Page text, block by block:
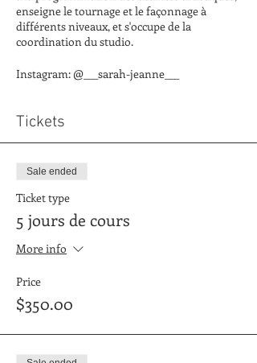
enseigne le tournage et le façonnage à
différents niveaux, et s'occupe de la
coordination du studio.
Instagram: @___sarah-jeanne___
Tickets
Sale ended
Ticket type
5 jours de cours
More info
Price
$350.00